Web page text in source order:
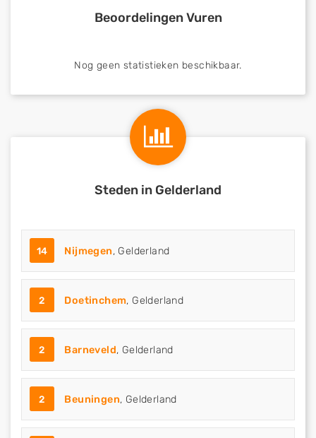
Beoordelingen Vuren
Nog geen statistieken beschikbaar.
Steden in Gelderland
14 Nijmegen, Gelderland
2 Doetinchem, Gelderland
2 Barneveld, Gelderland
2 Beuningen, Gelderland